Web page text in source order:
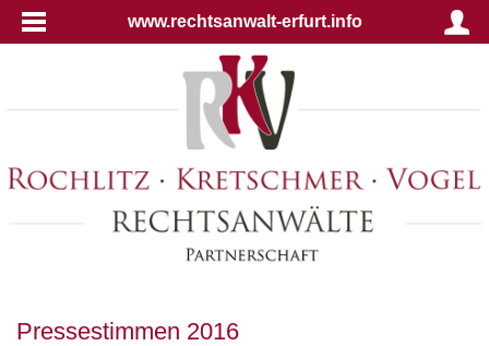
www.rechtsanwalt-erfurt.info
Pressestimmen 2016